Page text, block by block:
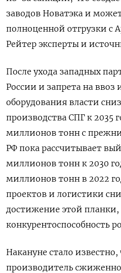
заводов Новатэка и
полноценной отгрузки с
Рейтер эксперты и
После ухода западных
России и запрета на
оборудования власти
производства СПГ к 2035
миллионов тонн с
РФ пока рассчитывает
миллионов тонн к 2030
миллионов тонн в 2022
проектов и логистики
достижение этой планки,
конкурентоспособность
Накануне стало
производитель